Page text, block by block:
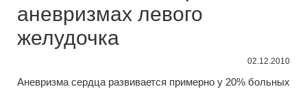
аневризмах левого
желудочка
02.12.2010
Аневризма сердца развивается примерно у 20% больных